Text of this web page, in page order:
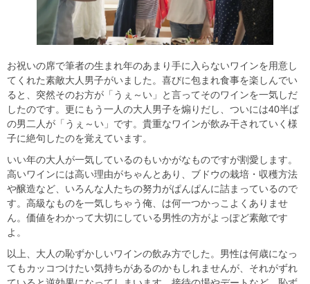
お祝いの席で筆者の生まれ年のあまり手に入らないワインを用意し
てくれた素敵大人男子がいました。喜びに包まれ食事を楽しんでい
ると、突然そのお方が「うぇ～い」と言ってそのワインを一気しだ
したのです。更にもう一人の大人男子を煽りだし、ついには40半ば
の男二人が「うぇ～い」です。貴重なワインが飲み干されていく様
子に絶句したのを覚えています。
いい年の大人が一気しているのもいかがなものですが割愛します。
高いワインには高い理由がちゃんとあり、ブドウの栽培・収穫方法
や醸造など、いろんな人たちの努力がぱんぱんに詰まっているので
す。高級なものを一気しちゃう俺、は何一つかっこよくありませ
ん。価値をわかって大切にしている男性の方がよっぽど素敵です
よ。
以上、大人の恥ずかしいワインの飲み方でした。男性は何歳になっ
てもカッコつけたい気持ちがあるのかもしれませんが、それがずれ